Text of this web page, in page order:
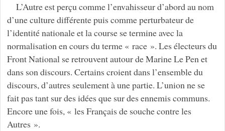
L’Autre est perçu comme l’envahisseur d’abord au nom
d’une culture différente puis comme perturbateur de
l’identité nationale et la course se termine avec la
normalisation en cours du terme « race ». Les électeurs du
Front National se retrouvent autour de Marine Le Pen et
dans son discours. Certains croient dans l’ensemble du
discours, d’autres seulement à une partie. L’union ne se
fait pas tant sur des idées que sur des ennemis communs.
Encore une fois, « les Français de souche contre les
Autres ».